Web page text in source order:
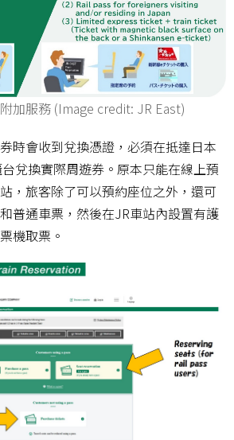
加服務 (Image credit: JR East)
時會收到兌換憑證，必須在抵達日本
兌換實際周遊券。原本只能在線上預
，旅客除了可以預約座位之外，還可
普通車票，然後在JR車站內設置有護
機取票。